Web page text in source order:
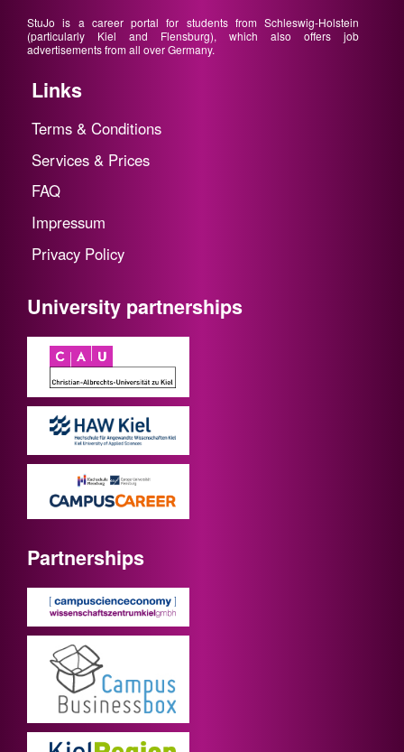
StuJo is a career portal for students from Schleswig-Holstein
(particularly Kiel and Flensburg), which also offers job
advertisements from all over Germany.
Links
Terms & Conditions
Services & Prices
FAQ
Impressum
Privacy Policy
University partnerships
Partnerships